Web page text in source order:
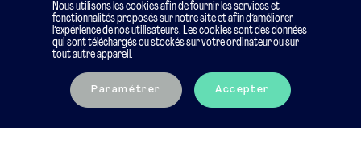
Mentions légales Charte éthique
Nous utilisons les cookies afin de fournir les services et
fonctionnalités proposés sur notre site et afin d’améliorer
l’expérience de nos utilisateurs. Les cookies sont des données
qui sont téléchargés ou stockés sur votre ordinateur ou sur
tout autre appareil.
Paramétrer Accepter